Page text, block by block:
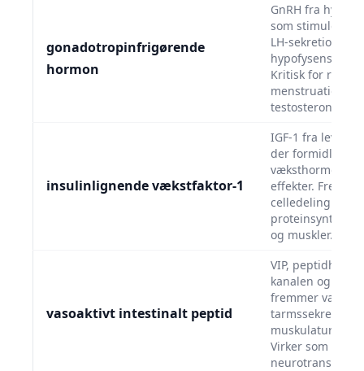
gonadotropinfrigørende
hormon
GnRH fra
som stimulerer
LH-sekretion i
hypofysens
Kritisk for
insulinlignende vækstfaktor-1
IGF-1 fra lever
der formidler
væksthormonets
effekter.
celledeling og
proteinsyntese i
og muskler.
vasoaktivt intestinalt peptid
VIP,
kanalen og
fremmer
tarmssekretion
Virker som